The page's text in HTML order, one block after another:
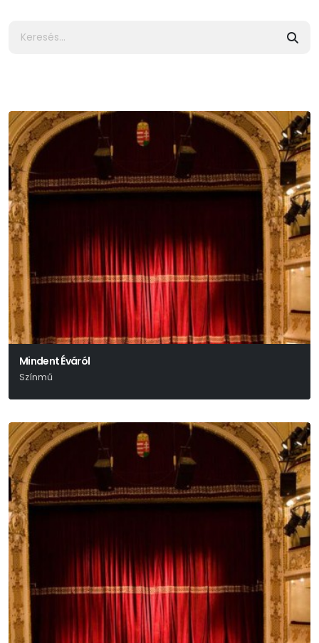
Mindent Éváról
Színmű